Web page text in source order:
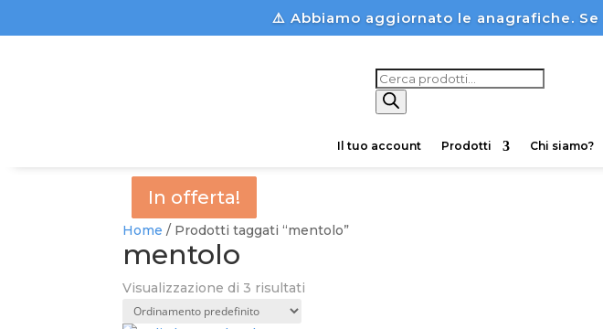
⚠️ Abbiamo aggiornato le anagrafiche. Se
Products
search
Il tuo account Prodotti Chi siamo?
Home / Prodotti taggati “mentolo”
mentolo
Visualizzazione di 3 risultati
In offerta!
In offerta!
In offerta!